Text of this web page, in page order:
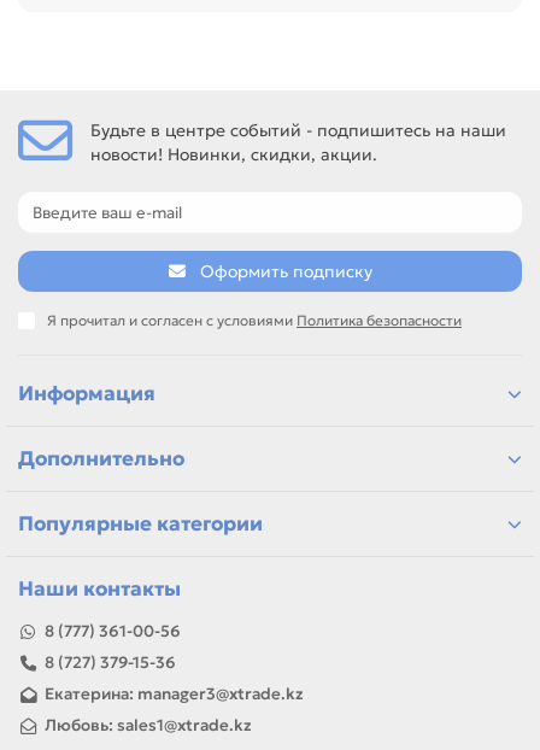
Фотобарабан для TOSHIBA E-Studio
163/168/169/208/209/258/259 (Japan), Фотобарабан для
Фотобарабан для TOSHIBA 1550/1560 OD-1550 (Fuji).
таблице характеристик.
Если нужен близкий вариант, посмотрите соседние
позиции для офисной печати и сервисного запаса
Если параметры в карточке совпадают с вашей моделью
ремонта, заправки, печати или пополнения складского
запаса.
Будьте в центре событий - подпишитесь на наши
новости! Новинки, скидки, акции.
Оформить подписку
Я прочитал и согласен с условиями Политика безопасности
Информация
Дополнительно
Популярные категории
Наши контакты
8 (777) 361-00-56
8 (727) 379-15-36
Екатерина: manager3@xtrade.kz
Любовь: sales1@xtrade.kz